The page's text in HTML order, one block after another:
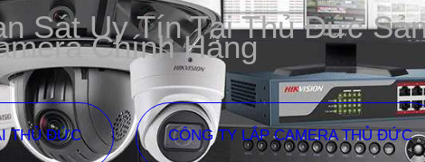
Sát Uy Tín Tại Thủ Đức
Chính Hãng
THỦ ĐỨC CÔNG TY LẮP CAMERA THỦ ĐỨC